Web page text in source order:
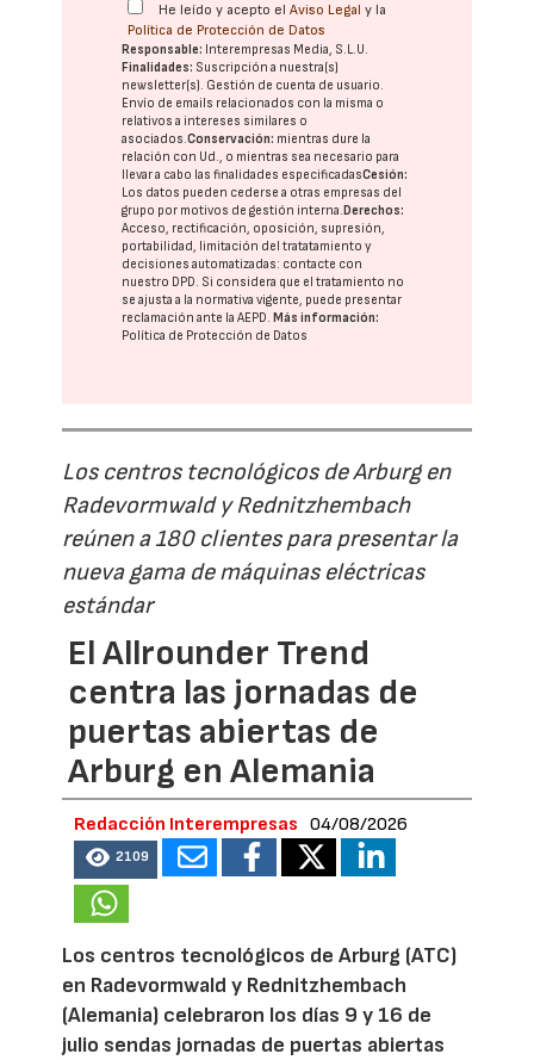
He leído y acepto elAviso Legal y la
Política de Protección de Datos
Responsable: Interempresas Media, S.L.U.
Finalidades: Suscripción a nuestra(s)
newsletter(s). Gestión de cuenta de usuario.
Envío de emails relacionados con la misma o
relativos a intereses similares o
asociados.Conservación: mientras dure la
relación con Ud., o mientras sea necesario para
llevar a cabo las finalidades especificadasCesión:
Los datos pueden cederse a otras empresas del
grupo por motivos de gestión interna. Derechos:
Acceso, rectificación, oposición, supresión,
portabilidad, limitación del tratatamiento y
decisiones automatizadas: contacte con
nuestro DPD. Si considera que el tratamiento no
se ajusta a la normativa vigente, puede presentar
reclamación ante laAEPD. Más información:
Política de Protección de Datos
Los centros tecnológicos de Arburg en
Radevormwald y Rednitzhembach
reúnen a 180 clientes para presentar la
nueva gama de máquinas eléctricas
estándar
El Allrounder Trend
centra las jornadas de
puertas abiertas de
Arburg en Alemania
Redacción Interempresas 04/08/2026
2109
Los centros tecnológicos de Arburg (ATC)
en Radevormwald y Rednitzhembach
(Alemania) celebraron los días 9 y 16 de
julio sendas jornadas de puertas abiertas